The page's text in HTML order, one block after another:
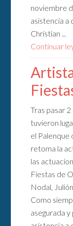
noviembre
asistencia a
Christian ...
Continuar
Tras pasar
tuvieron
el Palenque
retoma la
las
Fiestas de
Nodal,
Como
asegurada